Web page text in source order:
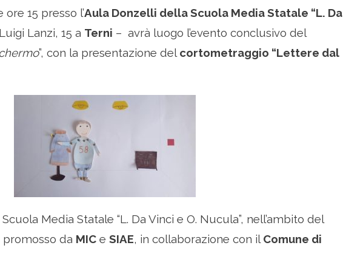
ore 15 presso l’Aula Donzelli della Scuola Media Statale “L. Da
Lanzi, 15 a Terni – avrà luogo l’evento conclusivo del
”, con la presentazione del cortometraggio “Lettere dal
Media Statale “L. Da Vinci e O. Nucula”, nell’ambito del
promosso da MIC e SIAE, in collaborazione con il Comune di